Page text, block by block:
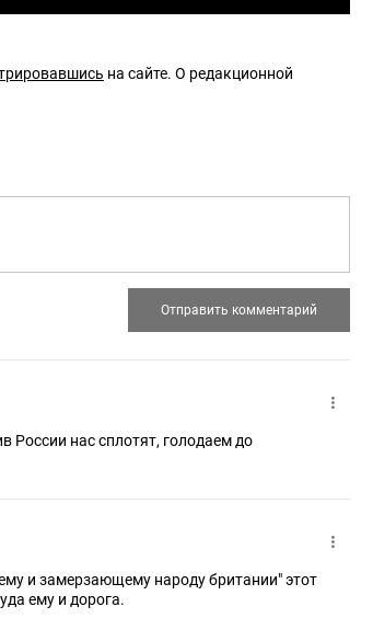
на сайте. О редакционной
России нас сплотят, голодаем до
и замерзающему народу британии" этот
ему и дорога.